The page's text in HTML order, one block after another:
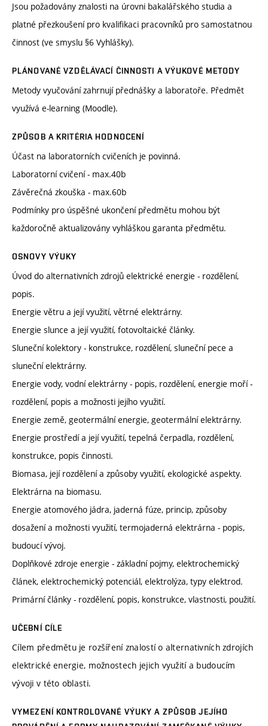
Jsou požadovány znalosti na úrovni bakalářského studia a
platné přezkoušení pro kvalifikaci pracovníků pro samostatnou
činnost (ve smyslu §6 Vyhlášky).
PLÁNOVANÉ VZDĚLÁVACÍ ČINNOSTI A VÝUKOVÉ METODY
Metody vyučování zahrnují přednášky a laboratoře. Předmět
využívá e-learning (Moodle).
ZPŮSOB A KRITÉRIA HODNOCENÍ
Účast na laboratorních cvičeních je povinná.
Laboratorní cvičení - max.40b
Závěrečná zkouška - max.60b
Podmínky pro úspěšné ukončení předmětu mohou být
každoročně aktualizovány vyhláškou garanta předmětu.
OSNOVY VÝUKY
Úvod do alternativních zdrojů elektrické energie - rozdělení,
popis.
Energie větru a její využití, větrné elektrárny.
Energie slunce a její využití, fotovoltaické články.
Sluneční kolektory - konstrukce, rozdělení, sluneční pece a
sluneční elektrárny.
Energie vody, vodní elektrárny - popis, rozdělení, energie moří -
rozdělení, popis a možnosti jejího využití.
Energie země, geotermální energie, geotermální elektrárny.
Energie prostředí a její využití, tepelná čerpadla, rozdělení,
konstrukce, popis činnosti.
Biomasa, její rozdělení a způsoby využití, ekologické aspekty.
Elektrárna na biomasu.
Energie atomového jádra, jaderná fúze, princip, způsoby
dosažení a možnosti využití, termojaderná elektrárna - popis,
budoucí vývoj.
Doplňkové zdroje energie - základní pojmy, elektrochemický
článek, elektrochemický potenciál, elektrolýza, typy elektrod.
Primární články - rozdělení, popis, konstrukce, vlastnosti, použití.
UČEBNÍ CÍLE
Cílem předmětu je rozšíření znalostí o alternativních zdrojích
elektrické energie, možnostech jejich využití a budoucím
vývoji v této oblasti.
VYMEZENÍ KONTROLOVANÉ VÝUKY A ZPŮSOB JEJÍHO